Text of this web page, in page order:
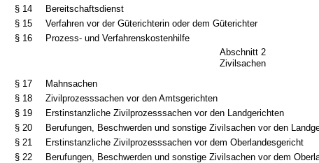
§ 14
Bereitschaftsdienst
§ 15
Verfahren vor der Güterichterin oder dem Güterichter
§ 16
Prozess- und Verfahrenskostenhilfe
Abschnitt 2
Zivilsachen
§ 17
Mahnsachen
§ 18
Zivilprozesssachen vor den Amtsgerichten
§ 19
Erstinstanzliche Zivilprozesssachen vor den Landgerichten
§ 20
Berufungen, Beschwerden und sonstige Zivilsachen vor den
§ 21
Erstinstanzliche Zivilprozesssachen vor dem Oberlandesgericht
§ 22
Berufungen, Beschwerden und sonstige Zivilsachen vor dem